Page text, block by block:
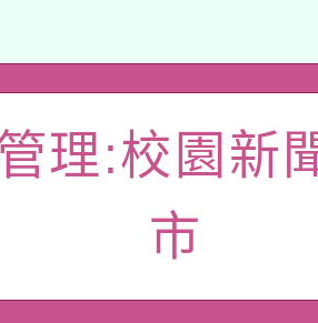
素養講師名單
內容與教學軟體
陸委員會函釋公
赴陸應申請許可
濟部水利署委託
研究院辦理「
8月22日(星期六
理:校園新
市